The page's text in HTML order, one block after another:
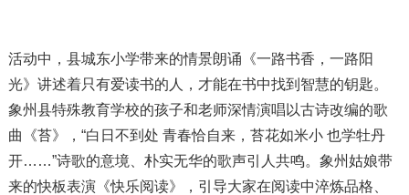
活动中，县城东小学带来的情景朗诵《一路书香，一路阳
光》讲述着只有爱读书的人，才能在书中找到智慧的钥匙。
象州县特殊教育学校的孩子和老师深情演唱以古诗改编的歌
曲《苔》，“白日不到处 青春恰自来，苔花如米小 也学牡丹
开……”诗歌的意境、朴实无华的歌声引人共鸣。象州姑娘带
来的快板表演《快乐阅读》，引导大家在阅读中淬炼品格、